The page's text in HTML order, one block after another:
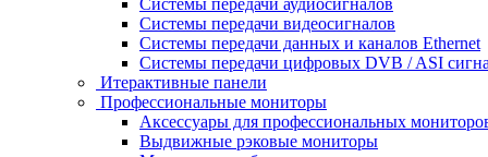
Системы передачи аудиосигналов
Системы передачи видеосигналов
Системы передачи данных и каналов Ethernet
Системы передачи цифровых DVB / ASI
Итерактивные панели
Профессиональные мониторы
Аксессуары для профессиональных
Выдвижные рэковые мониторы